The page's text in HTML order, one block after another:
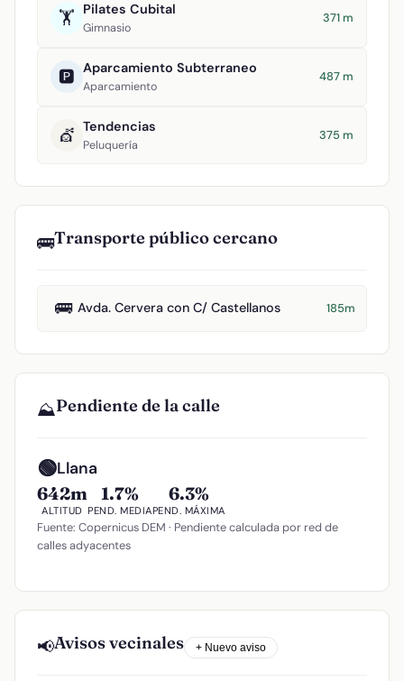
🏋️ Pilates Cubital
Gimnasio
371 m
🅿️ Aparcamiento Subterraneo
Aparcamiento
487 m
💇 Tendencias
Peluquería
375 m
🚌Transporte público cercano
🚌 Avda. Cervera con C/ Castellanos 185m
⛰️Pendiente de la calle
🟢Llana
642m
ALTITUD
1.7%
PEND. MEDIA
6.3%
PEND. MÁXIMA
Fuente: Copernicus DEM · Pendiente calculada por red de
calles adyacentes
📢Avisos vecinales + Nuevo aviso